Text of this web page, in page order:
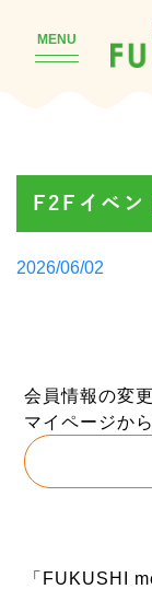
MENU
F2Fイベン
Posted
2026/06/02
会員情報の変
マイページか
「FUKUSHI